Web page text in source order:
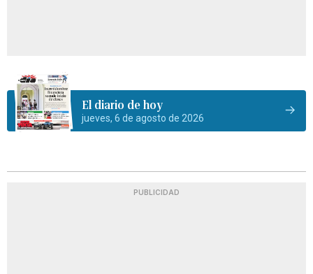
El diario de hoy
jueves, 6 de agosto de 2026
PUBLICIDAD